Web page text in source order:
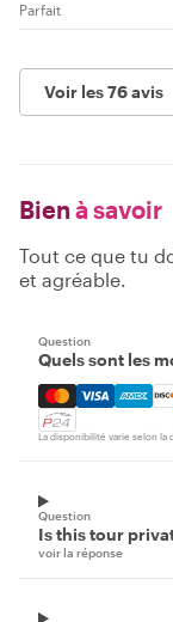
Parfait
Voir les 76 avis
Bien à savoir
Tout ce que tu
et agréable.
Question
Quels sont les
Mastercard,
La disponibilité varie selon la
Question
Is this tour
voir la réponse